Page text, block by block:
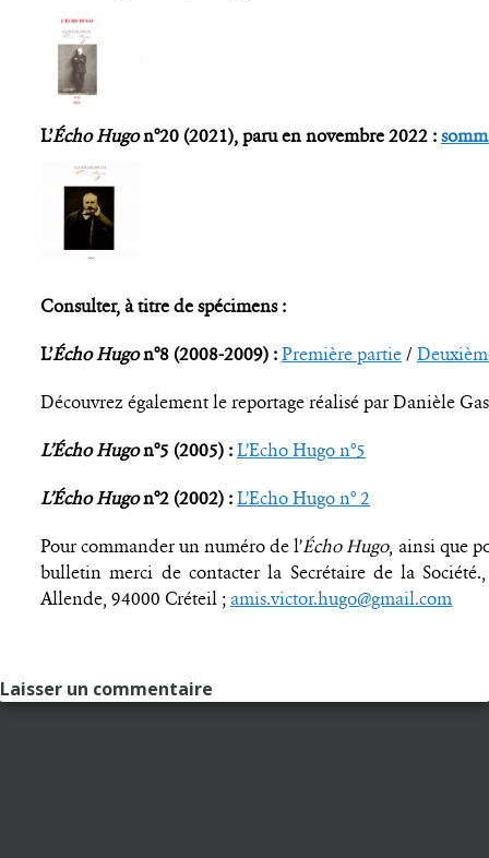
L’Écho Hugon°20 (2021), paru en novembre 2022 :
Consulter, à titre de spécimens :
L’Écho Hugon°8 (2008-2009) :Première partie/
Découvrez également le reportage réalisé par Danièle
L’Écho Hugon°5 (2005) :L’Echo Hugo n°5
L’Écho Hugon°2 (2002) :L’Echo Hugo n° 2
Pour commander un numéro de l’Écho Hugo, ainsi que
bulletin merci de contacter la Secrétaire de la
Allende, 94000 Créteil ;amis.victor.hugo@gmail.com
Laisser un commentaire